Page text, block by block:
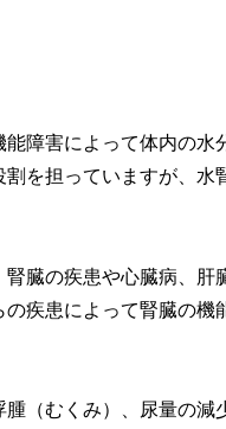
能障害によって体内の
割を担っていますが、
腎臓の疾患や心臓病、
疾患によって腎臓の
腫（むくみ）、尿量の